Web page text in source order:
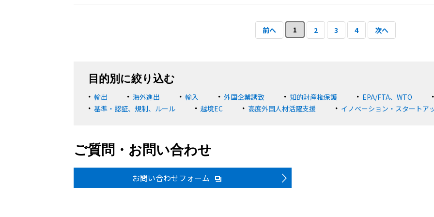
前へ 1 2 3 4 次へ
目的別に絞り込む
輸出 海外進出 輸入 外国企業誘致 知的財産権保護 EPA/FTA、WTO
基準・認証、規制、ルール
越境EC 高度外国人材活躍支援 イノベーション・スタートア
ご質問・お問い合わせ
お問い合わせフォーム